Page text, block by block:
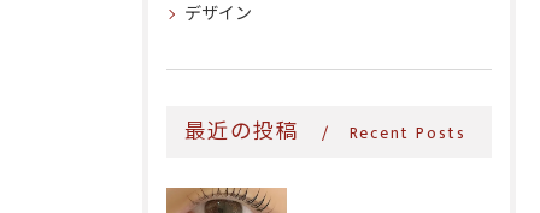
デザイン
最近の投稿 Recent Posts